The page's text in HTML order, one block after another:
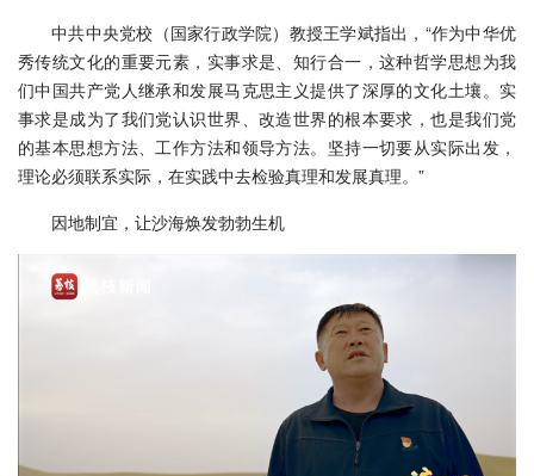
中共中央党校（国家行政学院）教授王学斌指出，“作为中华优
秀传统文化的重要元素，实事求是、知行合一，这种哲学思想为我
们中国共产党人继承和发展马克思主义提供了深厚的文化土壤。实
事求是成为了我们党认识世界、改造世界的根本要求，也是我们党
的基本思想方法、工作方法和领导方法。坚持一切要从实际出发，
理论必须联系实际，在实践中去检验真理和发展真理。”
因地制宜，让沙海焕发勃勃生机